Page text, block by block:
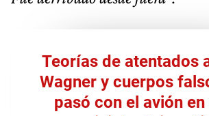
Teorías de atentados
Wagner y cuerpos
pasó con el avión en